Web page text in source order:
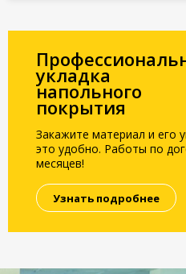
укладка
напольного
покрытия
Закажите материал и его
это удобно. Работы по
месяцев!
Узнать подробнее